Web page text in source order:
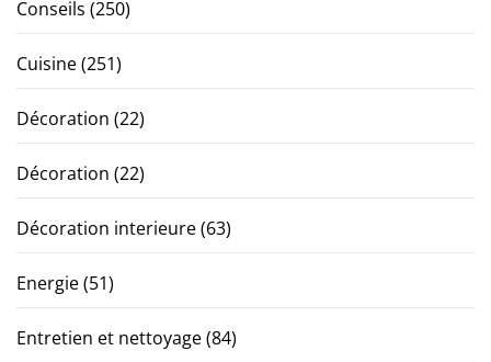
Conseils (250)
Cuisine(251)
Décoration (22)
Décoration (22)
Décoration interieure(63)
Energie(51)
Entretien et nettoyage(84)